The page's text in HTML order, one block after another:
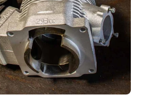
SR 130/70-10 62M TL